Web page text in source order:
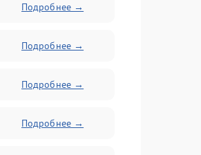
Подробнее →
Подробнее →
Подробнее →
Подробнее →